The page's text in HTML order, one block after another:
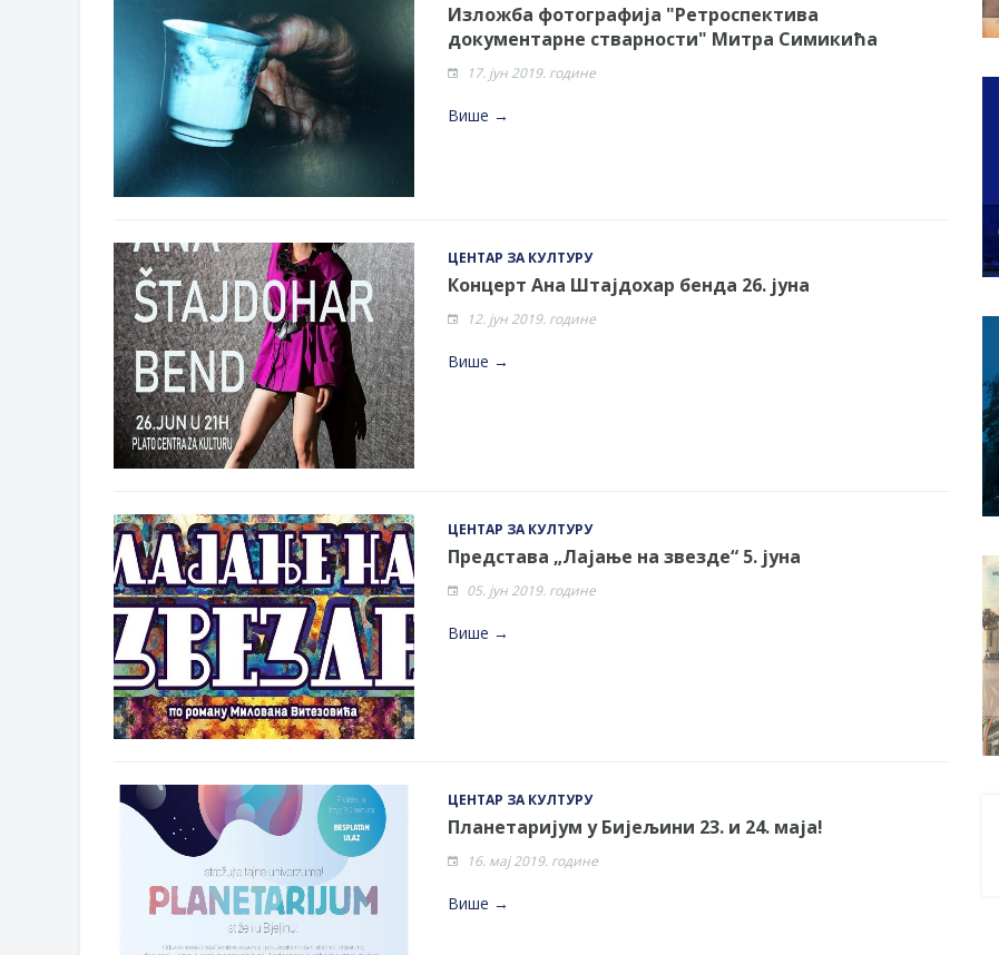
Изложба фотографија "Ретроспектива
документарне стварности" Митра Симикића
17. јун 2019. године
Више →
ЦЕНТАР ЗА КУЛТУРУ
Концерт Ана Штајдохар бенда 26. јуна
12. јун 2019. године
Више →
ЦЕНТАР ЗА КУЛТУРУ
Представа „Лајање на звезде“ 5. јуна
05. јун 2019. године
Више →
ЦЕНТАР ЗА КУЛТУРУ
Планетаријум у Бијељини 23. и 24. маја!
16. мај 2019. године
Више →